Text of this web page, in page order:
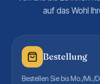
auf das Wohl
Bestellung
Bestellen Sie bis Mo./Mi./